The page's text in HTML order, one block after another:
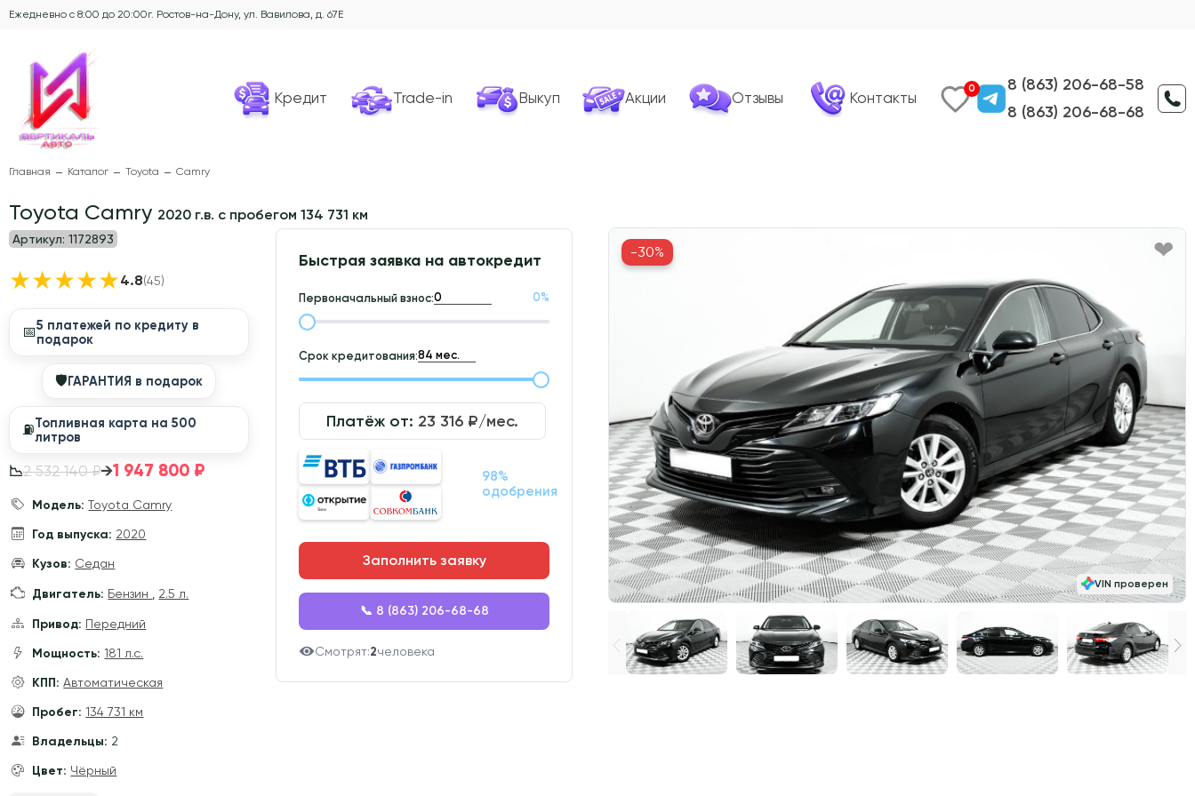
Ежедневно с 8:00 до 20:00г. Ростов-на-Дону, ул. Вавилова, д. 67Е
Кредит Trade-in Выкуп Акции Отзывы Контакты
0
8 (863) 206-68-58
8 (863) 206-68-68
Главная Каталог Toyota Camry
Toyota Camry 2020 г.в. с пробегом 134 731 км
Артикул: 1172893
★★★★★4.8(45)
📅5 платежей по кредиту в
подарок
🛡ГАРАНТИЯ в подарок
⛽️Топливная карта на 500
литров
📉2 532 140 ₽→1 947 800 ₽
Модель: Toyota Camry
Год выпуска: 2020
Кузов: Седан
Двигатель: Бензин 2.5 л.
Привод: Передний
Мощность: 181 л.с.
КПП: Автоматическая
Пробег: 134 731 км
Владельцы: 2
Цвет: Чёрный
Быстрая заявка на автокредит
Первоначальный взнос: 0%
Срок кредитования:
Платёж от: 23 316 ₽/мес.
98%
одобрения
Заполнить заявку
📞 8 (863) 206-68-68
Смотрят:2человека
VIN проверен
-30%